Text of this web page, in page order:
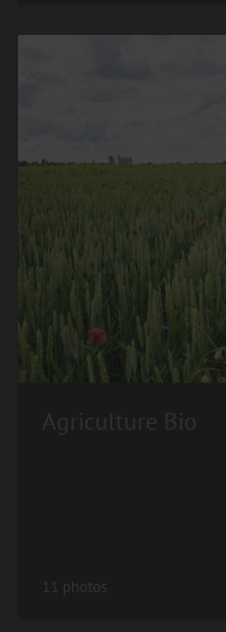
11 photos